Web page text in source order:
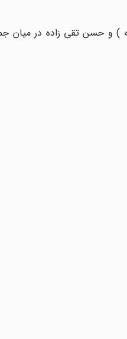
) و حسن تقی زاده در میان